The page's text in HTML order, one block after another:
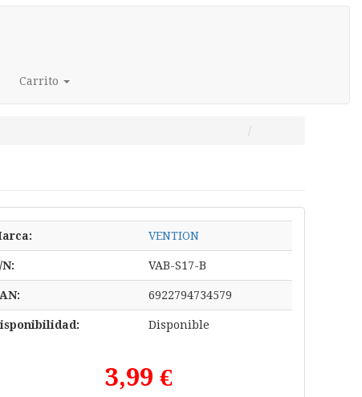
Carrito
VENTION
N: VAB-S17-B
6922794734579
Disponible
3,99 €